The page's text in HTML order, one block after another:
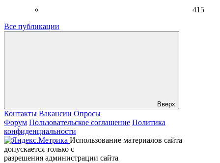
415
Все публикации
Вверх
Контакты Вакансии Опросы
Форум Пользовательское соглашение Политика
конфиденциальности
Использование материалов сайта
допускается только с
разрешения администрации сайта